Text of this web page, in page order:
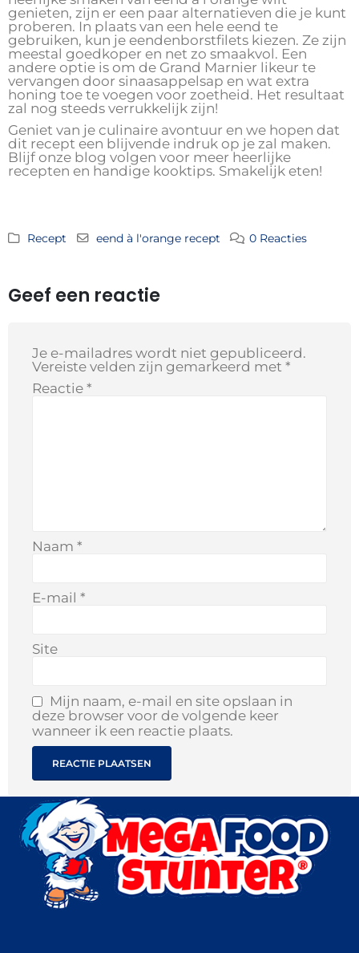
genieten, zijn er een paar alternatieven die je kunt
proberen. In plaats van een hele eend te
gebruiken, kun je eendenborstfilets kiezen. Ze zijn
meestal goedkoper en net zo smaakvol. Een
andere optie is om de Grand Marnier likeur te
vervangen door sinaasappelsap en wat extra
honing toe te voegen voor zoetheid. Het resultaat
zal nog steeds verrukkelijk zijn!
Geniet van je culinaire avontuur en we hopen dat
dit recept een blijvende indruk op je zal maken.
Blijf onze blog volgen voor meer heerlijke
recepten en handige kooktips. Smakelijk eten!
Recept eend à l'orange recept 0 Reacties
Geef een reactie
Je e-mailadres wordt niet gepubliceerd.
Vereiste velden zijn gemarkeerd met *
Reactie *
Naam *
E-mail *
Site
Mijn naam, e-mail en site opslaan in
deze browser voor de volgende keer
wanneer ik een reactie plaats.